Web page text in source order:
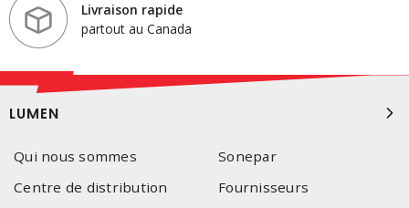
Livraison rapide
partout au Canada
LUMEN
Qui nous sommes
Sonepar
Centre de distribution
Fournisseurs